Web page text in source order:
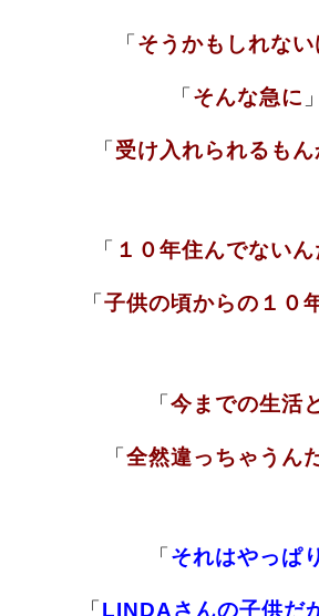
「 そうかもしれな
「 そんな急に 」
「受け入れられるもん
「 １０年住んでないん
「 子供の頃からの１０
「今までの生活
「全然違っちゃうん
「 それはやっぱり
「 LINDAさんの子供だ